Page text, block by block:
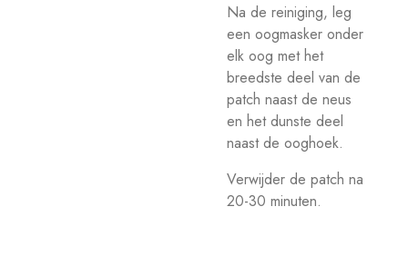
Na de reiniging, leg
een oogmasker onder
elk oog met het
breedste deel van de
patch naast de neus
en het dunste deel
naast de ooghoek.
Verwijder de patch na
20-30 minuten.